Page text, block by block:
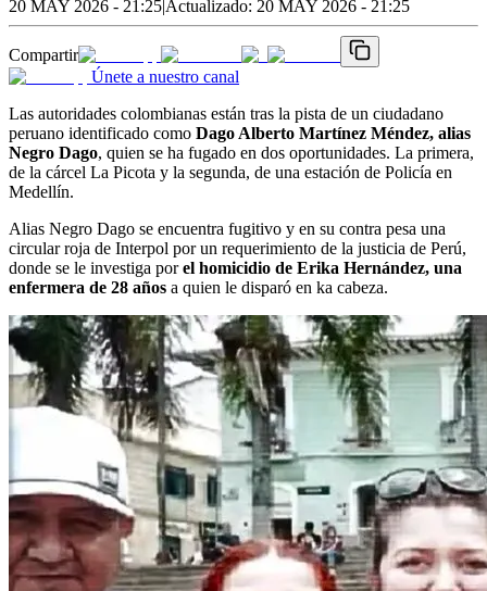
20 MAY 2026 - 21:25|Actualizado: 20 MAY 2026 - 21:25
Compartir
Únete a nuestro canal
Las autoridades colombianas están tras la pista de un ciudadano
peruano identificado como Dago Alberto Martínez Méndez, alias
Negro Dago, quien se ha fugado en dos oportunidades. La primera,
de la cárcel La Picota y la segunda, de una estación de Policía en
Medellín.
Alias Negro Dago se encuentra fugitivo y en su contra pesa una
circular roja de Interpol por un requerimiento de la justicia de Perú,
donde se le investiga porel homicidio de Erika Hernández, una
enfermera de 28 años a quien le disparó en ka cabeza.